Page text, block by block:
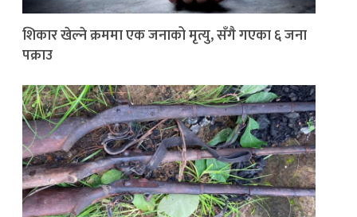
शिकार खेल्ने क्रममा एक जनाको मृत्यु, सँगै गएका ६ जना
पक्राउ